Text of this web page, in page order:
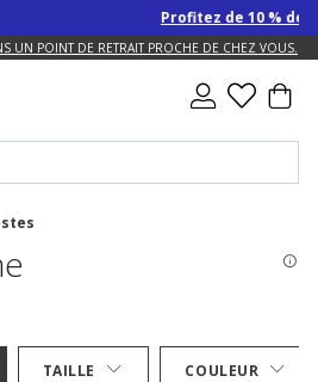
Profitez de 10 % de
UN POINT DE RETRAIT PROCHE DE CHEZ VOUS.
TAILLE
COULEUR